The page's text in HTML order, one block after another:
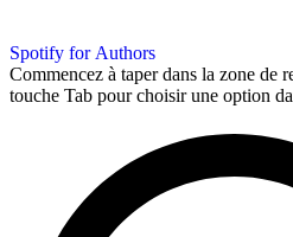
Spotify for Authors
Commencez à taper dans la zone de
touche Tab pour choisir une option